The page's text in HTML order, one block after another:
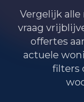
Landbouw,
Vervoer,
Financiele
Cultuur,
Vergelijk alle
vraag
offertes
actuele
filters